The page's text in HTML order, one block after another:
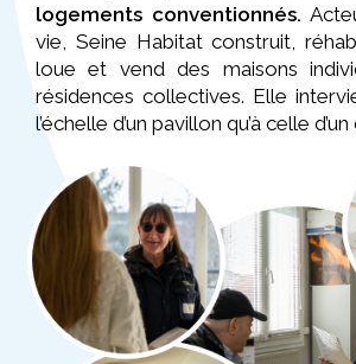
logements conventionnés.
vie, Seine Habitat construit,
loue et vend des maisons
résidences collectives. Elle
l’échelle d’un pavillon qu’à celle